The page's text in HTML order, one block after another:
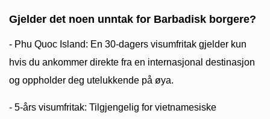
Gjelder det noen unntak for Barbadisk borgere?
- Phu Quoc Island: En 30-dagers visumfritak gjelder kun
hvis du ankommer direkte fra en internasjonal destinasjon
og oppholder deg utelukkende på øya.
- 5-års visumfritak: Tilgjengelig for vietnamesiske